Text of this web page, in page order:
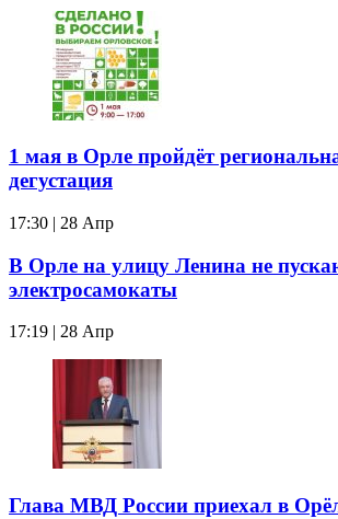
1 мая в Орле пройдёт
дегустация
17:30 | 28 Апр
В Орле на улицу Ленина не
электросамокаты
17:19 | 28 Апр
Глава МВД России приехал в